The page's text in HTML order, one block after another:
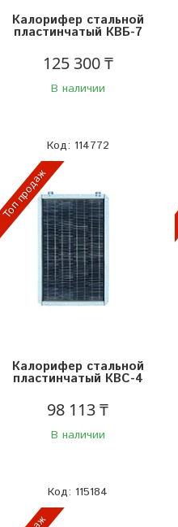
Калорифер стальной
пластинчатый КВБ-7
125 300 ₸
В наличии
114772
Топ продаж
Калорифер стальной
пластинчатый КВС-4
98 113 ₸
В наличии
115184